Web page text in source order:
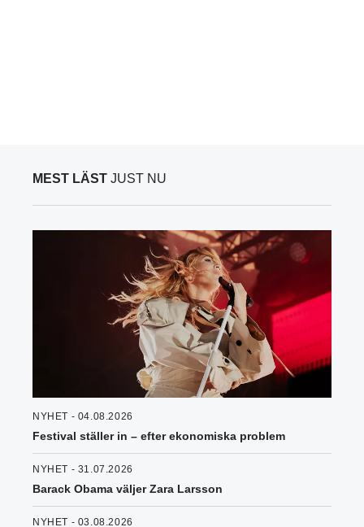
MEST LÄST JUST NU
NYHET - 04.08.2026
Festival ställer in – efter ekonomiska problem
NYHET - 31.07.2026
Barack Obama väljer Zara Larsson
NYHET - 03.08.2026